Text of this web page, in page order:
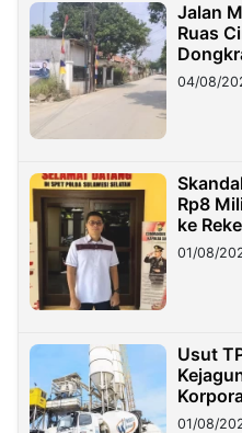
Jalan
Ruas
04/08/
Rp8
ke
Timur
01/08/
Usut
Ritto
01/08/